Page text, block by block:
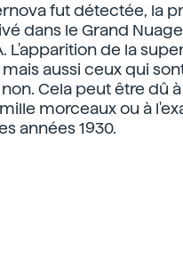
fut détectée, la
dans le Grand
L'apparition de la
aussi ceux qui
Cela peut être dû
morceaux ou à
années 1930.